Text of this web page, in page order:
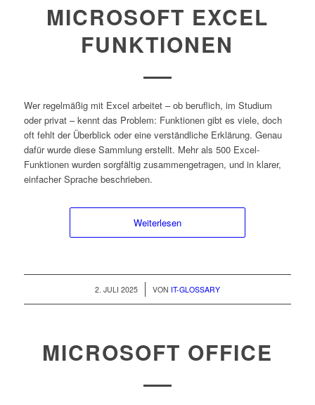
MICROSOFT EXCEL
FUNKTIONEN
Wer regelmäßig mit Excel arbeitet – ob beruflich, im Studium
oder privat – kennt das Problem: Funktionen gibt es viele, doch
oft fehlt der Überblick oder eine verständliche Erklärung. Genau
dafür wurde diese Sammlung erstellt. Mehr als 500 Excel-
Funktionen wurden sorgfältig zusammengetragen, und in klarer,
einfacher Sprache beschrieben.
Weiterlesen
2. JULI 2025 VON IT-GLOSSARY
MICROSOFT OFFICE